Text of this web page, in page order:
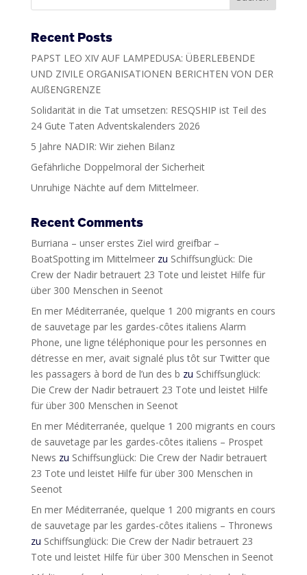
Recent Posts
PAPST LEO XIV AUF LAMPEDUSA: ÜBERLEBENDE
UND ZIVILE ORGANISATIONEN BERICHTEN VON DER
AUßENGRENZE
Solidarität in die Tat umsetzen: RESQSHIP ist Teil des
24 Gute Taten Adventskalenders 2026
5 Jahre NADIR: Wir ziehen Bilanz
Gefährliche Doppelmoral der Sicherheit
Unruhige Nächte auf dem Mittelmeer.
Recent Comments
Burriana – unser erstes Ziel wird greifbar –
BoatSpotting im Mittelmeerzu Schiffsunglück: Die
Crew der Nadir betrauert 23 Tote und leistet Hilfe für
über 300 Menschen in Seenot
En mer Méditerranée, quelque 1 200 migrants en cours
de sauvetage par les gardes-côtes italiens Alarm
Phone, une ligne téléphonique pour les personnes en
détresse en mer, avait signalé plus tôt sur Twitter que
les passagers à bord de l’un des b zu Schiffsunglück:
Die Crew der Nadir betrauert 23 Tote und leistet Hilfe
für über 300 Menschen in Seenot
En mer Méditerranée, quelque 1 200 migrants en cours
de sauvetage par les gardes-côtes italiens – Prospet
News zu Schiffsunglück: Die Crew der Nadir betrauert
23 Tote und leistet Hilfe für über 300 Menschen in
Seenot
En mer Méditerranée, quelque 1 200 migrants en cours
de sauvetage par les gardes-côtes italiens – Thronews
zu Schiffsunglück: Die Crew der Nadir betrauert 23
Tote und leistet Hilfe für über 300 Menschen in Seenot